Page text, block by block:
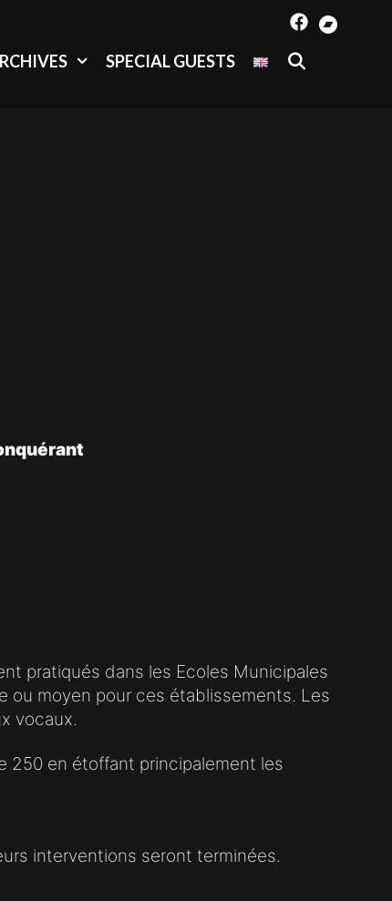
SPECIAL GUESTS
pratiqués dans les Ecoles Municipales
ou moyen pour ces établissements. Les
vocaux.
250 en étoffant principalement les
interventions seront terminées.